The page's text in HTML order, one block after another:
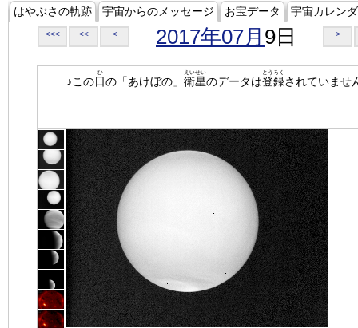
はやぶさの軌跡 宇宙からのメッセージ お宝データ 宇宙カレン
<<< << < 2017年07月 9日 >
♪この日
ひ
の「あけぼの」 衛星
えいせい
のデータは登録
とうろく
されていませ